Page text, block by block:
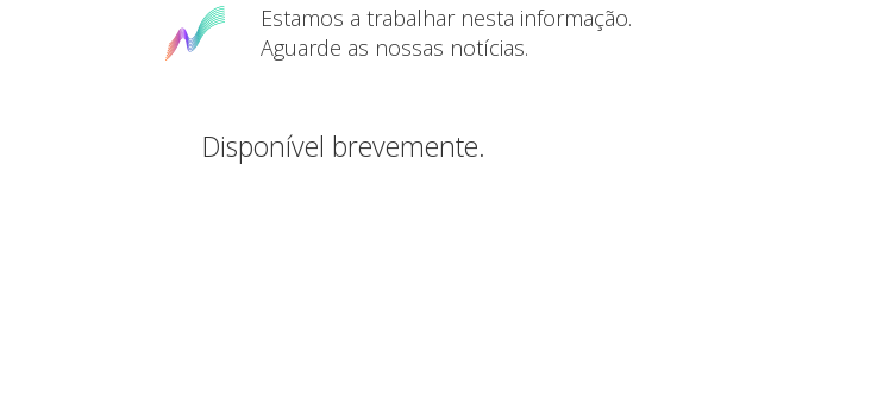
Estamos a trabalhar nesta informação.
Aguarde as nossas notícias.
Disponível brevemente.